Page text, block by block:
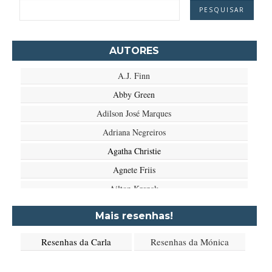
AUTORES
A.J. Finn
Abby Green
Adilson José Marques
Adriana Negreiros
Agatha Christie
Agnete Friis
Ailton Krenak
Aimée de Jongh
Aione Simões
Mais resenhas!
Resenhas da Carla Resenhas da Mónica